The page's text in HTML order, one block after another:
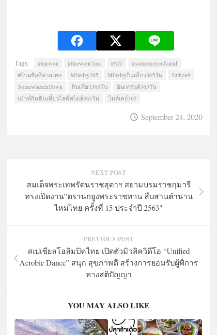
Tags: #itaewon #ItaewonClass #SIT
#someoneyoufound
#ร้านชิลสีพาสเทล
Mileday365 Miledayกินเที่ยว365วัน
Sathon9
SomewhereInTown
กินเที่ยว365วัน
อินเทรนด์365วัน
เม้าท์กินฟินเที่ยวไลฟ์สไตล์365วัน
ไมล์เดย์365
September 24, 2020
NEXT POST
สมเด็จพระเทพรัตนราชสุดาฯ สยามบรมราชกุมารี
ทรงเปิดงาน”ตรานกยูงพระราชทาน สืบสานตำนาน
ไหมไทย ครั้งที่ 15 ประจำปี 2563″
PREVIOUS POST
สเปเชียลโอลิมปิคไทย เปิดตัวมิวสิควิดีโอ “Unified
Aerobic Dance” สนุก สุขภาพดี สร้างการยอมรับผู้พิการ
ทางสติปัญญา
YOU MAY ALSO LIKE